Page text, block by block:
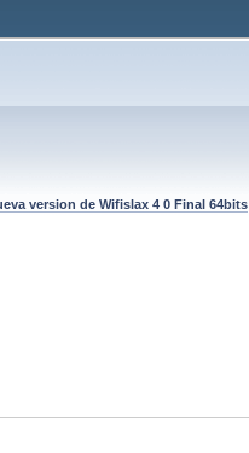
version de Wifislax 4 0 Final 64bits